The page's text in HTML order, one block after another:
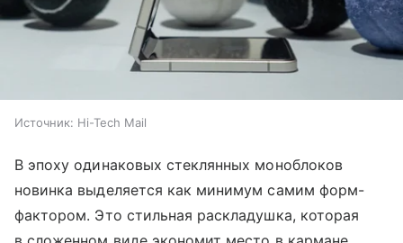
Источник: Hi-Tech Mail
В эпоху одинаковых стеклянных моноблоков
новинка выделяется как минимум самим форм-
фактором. Это стильная раскладушка, которая